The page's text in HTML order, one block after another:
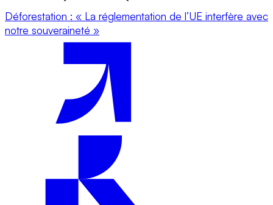
Déforestation : « La réglementation de l’UE interfère avec
notre souveraineté »